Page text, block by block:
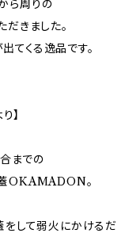
ら周りの
きました。
てくる逸品です。
】
までの
OKAMADON。
して弱火にかけるだ